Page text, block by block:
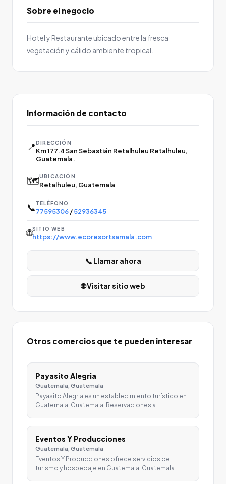
Sobre el negocio
Hotel y Restaurante ubicado entre la fresca
vegetación y cálido ambiente tropical.
Información de contacto
📍DIRECCIÓN
Km 177.4 San Sebastián Retalhuleu Retalhuleu,
Guatemala.
🗺️UBICACIÓN
Retalhuleu, Guatemala
📞 TELÉFONO
77595306/52936345
🌐SITIO WEB
https://www.ecoresortsamala.com
📞 Llamar ahora
🌐 Visitar sitio web
Otros comercios que te pueden interesar
Payasito Alegria
Guatemala, Guatemala
Payasito Alegria es un establecimiento turístico en
Guatemala, Guatemala. Reservaciones a…
Eventos Y Producciones
Guatemala, Guatemala
Eventos Y Producciones ofrece servicios de
turismo y hospedaje en Guatemala, Guatemala. L…